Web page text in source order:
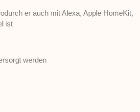
er auch mit Alexa, Apple HomeKit,
ist
werden